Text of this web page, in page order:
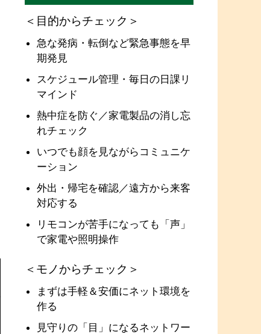
＜目的からチェック＞
急な発病・転倒など緊急事態を早
期発見
スケジュール管理・毎日の日課リ
マインド
熱中症を防ぐ／家電製品の消し忘
れチェック
いつでも顔を見ながらコミュニケ
ーション
外出・帰宅を確認／遠方から来客
対応する
リモコンが苦手になっても「声」
で家電や照明操作
＜モノからチェック＞
まずは手軽＆安価にネット環境を
作る
見守りの「目」になるネットワー